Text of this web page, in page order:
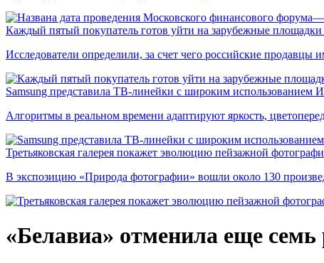
Каждый пятый покупатель готов уйти на зарубежные площадки
Исследователи определили, за счет чего российские
Samsung представила ТВ-линейки с широким использованием
Алгоритмы в реальном времени адаптируют яркость,
Третьяковская галерея покажет эволюцию пейзажной
В экспозицию «Природа фотографии» вошли около 130
«Белавиа» отменила еще